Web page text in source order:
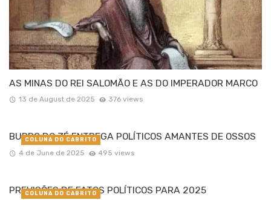
AS MINAS DO REI SALOMÃO E AS DO IMPERADOR MARCO
13 de August de 2025 376 views
BURRO DO ZÉ ENTREGA POLÍTICOS AMANTES DE OSSOS
4 de June de 2025 495 views
COLUNA DO CABRITO
PREVISÕES DE FATOS POLÍTICOS PARA 2025
COLUNA DO CABRITO